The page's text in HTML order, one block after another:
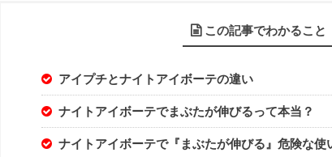
この記事でわかること
アイプチとナイトアイボーテの違い
ナイトアイボーテでまぶたが伸びるって本当？
ナイトアイボーテで『まぶたが伸びる』危険な使